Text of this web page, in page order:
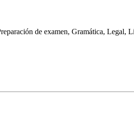
de examen, Gramática, Legal,